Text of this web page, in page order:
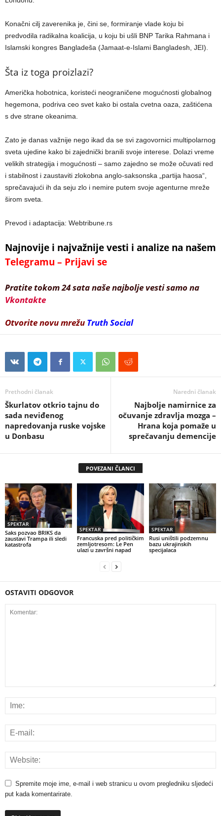
Konačni cilj zaverenika je, čini se, formiranje vlade koju bi
predvodila radikalna koalicija, u koju bi ušli BNP Tarika Rahmana i
Islamski kongres Bangladeša (Jamaat-e-Islami Bangladesh, JEI).
Šta iz toga proizlazi?
Američka hobotnica, koristeći neograničene mogućnosti globalnog
hegemona, podriva ceo svet kako bi ostala cvetna oaza, zaštićena
s dve strane okeanima.
Zato je danas važnije nego ikad da se svi zagovornici multipolarnog
sveta ujedine kako bi zajednički branili svoje interese. Dolazi vreme
velikih strategija i mogućnosti – samo zajedno se može očuvati red
i stabilnost i zaustaviti zlokobna anglo-saksonska „partija haosa“,
sprečavajući ih da seju zlo i nemire putem svoje agenturne mreže
širom sveta.
Prevod i adaptacija: Webtribune.rs
Najnovije i najvažnije vesti i analize na našem
Telegramu – Prijavi se
Pratite tokom 24 sata naše najbolje vesti samo na
Vkontakte
Otvorite novu mrežu Truth Social
Prethodni članak
Škurlatov otkrio tajnu do
sada neviđenog
napredovanja ruske vojske
u Donbasu
Naredni članak
Najbolje namirnice za
očuvanje zdravlja mozga –
Hrana koja pomaže u
sprečavanju demencije
POVEZANI ČLANCI
SPEKTAR
Saks pozvao BRIKS da
zaustavi Trampa ili sledi
katastrofa
SPEKTAR
Francuska pred političkim
zemljotresom: Le Pen
ulazi u završni napad
SPEKTAR
Rusi uništili podzemnu
bazu ukrajinskih
specijalaca
OSTAVITI ODGOVOR
Spremite moje ime, e-mail i web stranicu u ovom pregledniku sljedeći
put kada komentarirate.